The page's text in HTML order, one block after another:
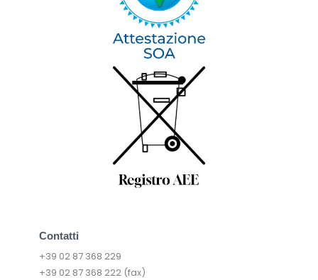
Contatti
+39 02 87 368 229
+39 02 87 368 222 (fax)